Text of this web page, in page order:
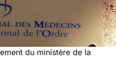
du ministère de la